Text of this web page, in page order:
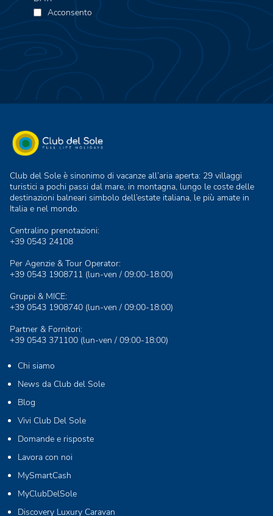
Acconsento
Club del Sole è sinonimo di vacanze all’aria aperta: 29 villaggi
turistici a pochi passi dal mare, in montagna, lungo le coste delle
destinazioni balneari simbolo dell’estate italiana, le più amate in
Italia e nel mondo.
Centralino prenotazioni:
+39 0543 24108
Per Agenzie & Tour Operator:
+39 0543 1908711 (lun-ven / 09:00-18:00)
Gruppi & MICE:
+39 0543 1908740 (lun-ven / 09:00-18:00)
Partner & Fornitori:
+39 0543 371100 (lun-ven / 09:00-18:00)
Chi siamo
News da Club del Sole
Blog
Vivi Club Del Sole
Domande e risposte
Lavora con noi
MySmartCash
MyClubDelSole
Discovery Luxury Caravan